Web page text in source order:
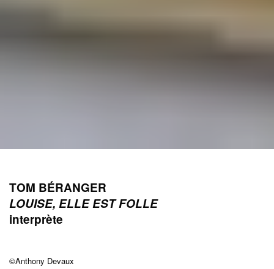
TOM BÉRANGER
LOUISE, ELLE EST FOLLE
interprète
©Anthony Devaux